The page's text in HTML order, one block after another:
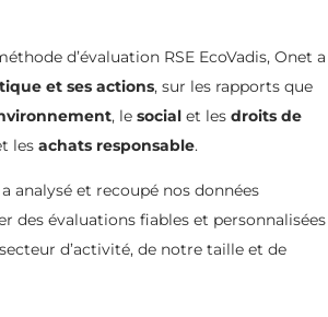
d’évaluation RSE EcoVadis, Onet a
et ses actions, sur les rapports que
, le social et les droits de
les achats responsable.
analysé et recoupé nos données
des évaluations fiables et personnalisées
d’activité, de notre taille et de